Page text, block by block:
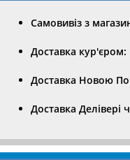
Самовивіз з
Доставка кур'єром:
Доставка Новою
Доставка Делівері